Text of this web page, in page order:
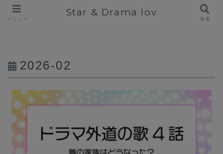
2026-02
メニュー
Star & Drama lov
検索